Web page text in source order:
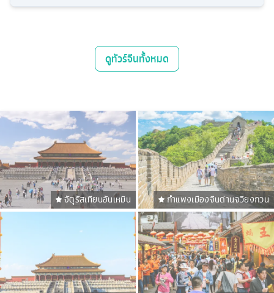
ดูทัวร์จีนทั้งหมด
จัตุรัสเทียนอันเหมิน กำแพงเมืองจีนด่านจวียงกวน